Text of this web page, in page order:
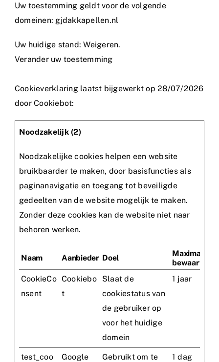
Uw toestemming geldt voor de volgende
domeinen: gjdakkapellen.nl
Uw huidige stand: Weigeren.
Verander uw toestemming
Cookieverklaring laatst bijgewerkt op 28/07/2026
doorCookiebot:
Noodzakelijk (2)
Noodzakelijke cookies helpen een website
bruikbaarder te maken, door basisfuncties als
paginanavigatie en toegang tot beveiligde
gedeelten van de website mogelijk te maken.
Zonder deze cookies kan de website niet naar
behoren werken.
Naam Aanbieder Doel
Maximale
CookieCo
nsent
Cookiebo
t
Slaat de
cookiestatus van
de gebruiker op
voor het huidige
domein
1 jaar
test_coo
Google
Gebruikt om te
1 dag